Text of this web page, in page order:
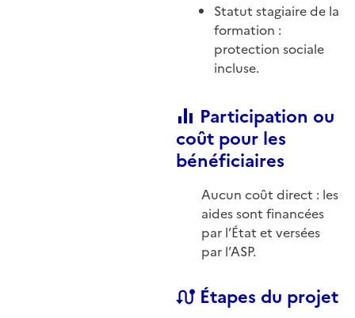
Statut stagiaire de la
formation :
protection sociale
incluse.
Participation ou
coût pour les
bénéficiaires
Aucun coût direct : les
aides sont financées
par l’État et versées
par l’ASP.
Étapes du projet